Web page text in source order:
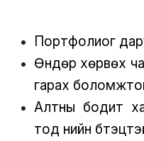
Портфолиог
Өндөр хөрвөх
гарах
Алтны бодит
тод үнийн